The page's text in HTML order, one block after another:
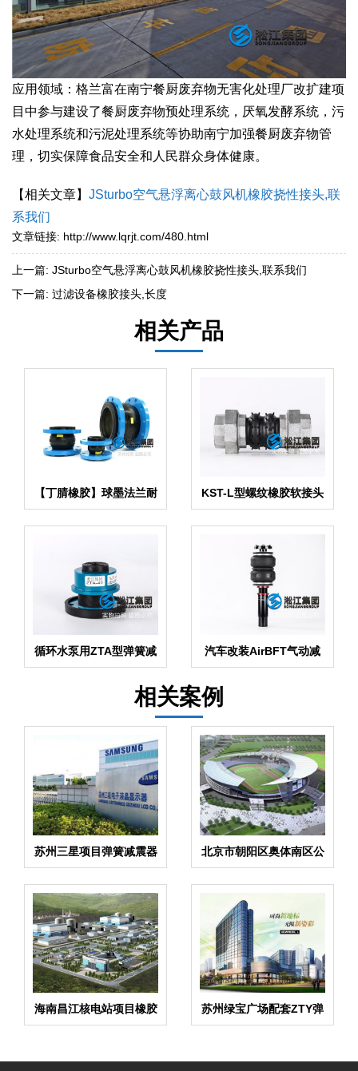
应用领域：格兰富在南宁餐厨废弃物无害化处理厂改扩建项
目中参与建设了餐厨废弃物预处理系统，厌氧发酵系统，污
水处理系统和污泥处理系统等协助南宁加强餐厨废弃物管
理，切实保障食品安全和人民群众身体健康。
【相关文章】 JSturbo空气悬浮离心鼓风机橡胶挠性接头,联
系我们
文章链接: http://www.lqrjt.com/480.html
上一篇: JSturbo空气悬浮离心鼓风机橡胶挠性接头,联系我们
下一篇: 过滤设备橡胶接头,长度
相关产品
【丁腈橡胶】球墨法兰耐
油橡胶接头“结晶器配套”
KST-L型螺纹橡胶软接头
循环水泵用ZTA型弹簧减
震器
汽车改装AirBFT气动减
震器
相关案例
苏州三星项目弹簧减震器
案例
北京市朝阳区奥体南区公
交奥体东站项目弹簧减振
器案例
海南昌江核电站项目橡胶
接头案例
苏州绿宝广场配套ZTY弹
簧减震器案例